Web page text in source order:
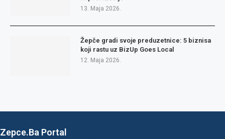
13. Maja 2026.
Žepče gradi svoje preduzetnice: 5 biznisa
koji rastu uz BizUp Goes Local
12. Maja 2026.
Zepce.Ba Portal